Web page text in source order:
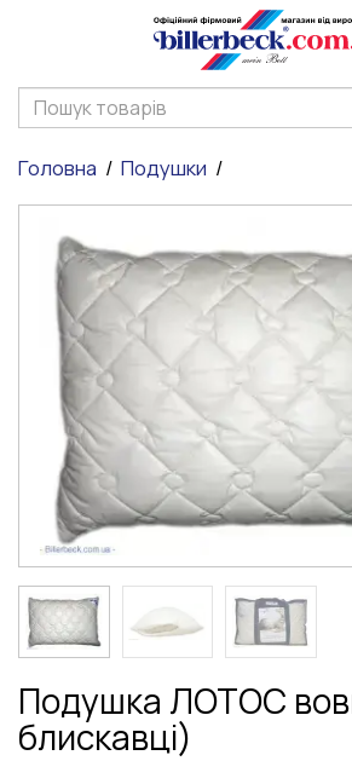
Головна Подушки
Подушка ЛОТОС
блискавці)